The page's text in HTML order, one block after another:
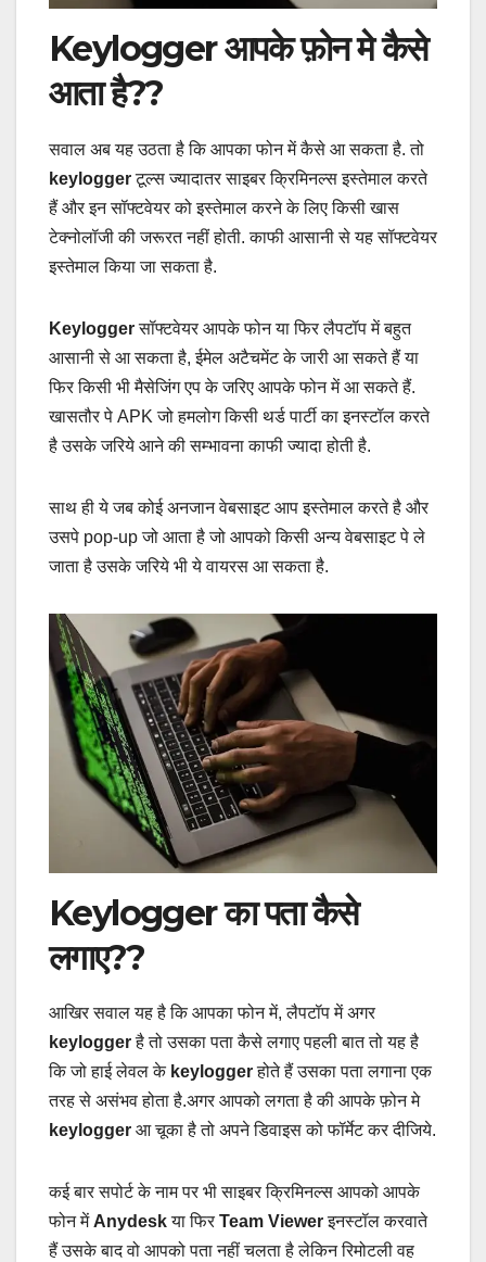
Keylogger आपके फ़ोन मे कैसे
आता है??
सवाल अब यह उठता है कि आपका फोन में कैसे आ सकता है. तो
keyloggerटूल्स ज्यादातर साइबर क्रिमिनल्स इस्तेमाल करते
हैं और इन सॉफ्टवेयर को इस्तेमाल करने के लिए किसी खास
टेक्नोलॉजी की जरूरत नहीं होती. काफी आसानी से यह सॉफ्टवेयर
इस्तेमाल किया जा सकता है.
Keyloggerसॉफ्टवेयर आपके फोन या फिर लैपटॉप में बहुत
आसानी से आ सकता है, ईमेल अटैचमेंट के जारी आ सकते हैं या
फिर किसी भी मैसेजिंग एप के जरिए आपके फोन में आ सकते हैं.
खासतौर पे APK जो हमलोग किसी थर्ड पार्टी का इनस्टॉल करते
है उसके जरिये आने की सम्भावना काफी ज्यादा होती है.
साथ ही ये जब कोई अनजान वेबसाइट आप इस्तेमाल करते है और
उसपे pop-up जो आता है जो आपको किसी अन्य वेबसाइट पे ले
जाता है उसके जरिये भी ये वायरस आ सकता है.
Keylogger का पता कैसे
लगाए??
आखिर सवाल यह है कि आपका फोन में, लैपटॉप में अगर
keyloggerहै तो उसका पता कैसे लगाए पहली बात तो यह है
कि जो हाई लेवल के keyloggerहोते हैं उसका पता लगाना एक
तरह से असंभव होता है.अगर आपको लगता है की आपके फ़ोन मे
keylogger आ चूका है तो अपने डिवाइस को फॉर्मेट कर दीजिये.
कई बार सपोर्ट के नाम पर भी साइबर क्रिमिनल्स आपको आपके
फोन मेंAnydeskया फिर Team Viewerइनस्टॉल करवाते
हैं उसके बाद वो आपको पता नहीं चलता है लेकिन रिमोटली वह